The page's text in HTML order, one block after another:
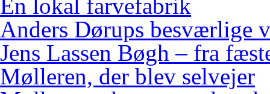
En lokal farvefabrik
Anders Dørups besværlige
Jens Lassen Bøgh – fra
Mølleren, der blev selvejer